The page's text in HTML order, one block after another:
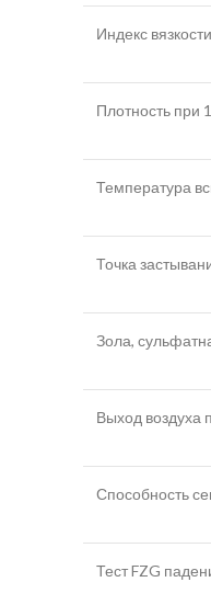
Индекс вязкости
Плотность при
Температура
Точка
Зола,
Выход воздуха
Способность
Тест FZG